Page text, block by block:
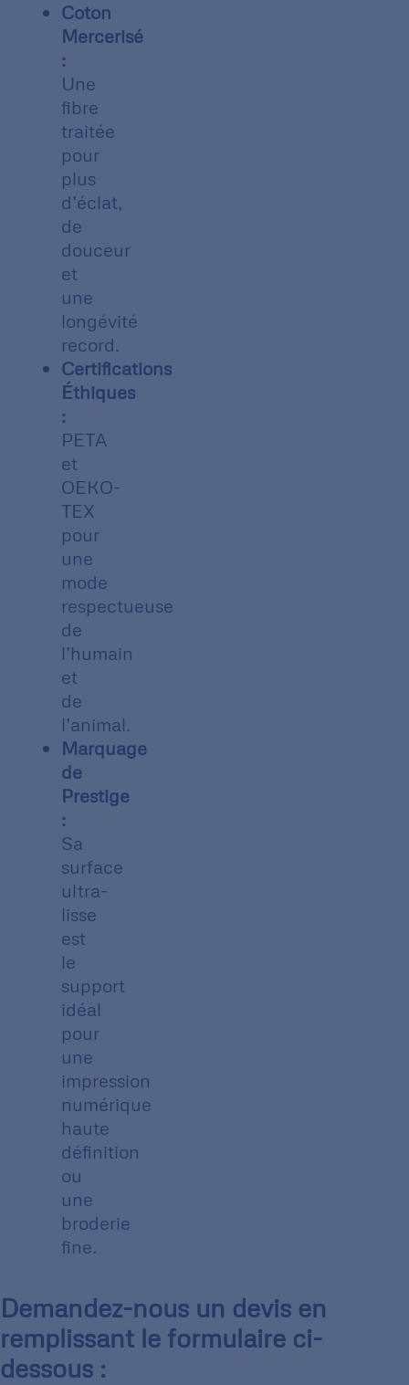
Coton
Mercerisé
:
Une
fibre
traitée
pour
plus
d’éclat,
de
douceur
et
une
longévité
record.
Certifications
Éthiques
:
PETA
et
OEKO-
TEX
pour
une
mode
respectueuse
de
l’humain
et
de
l’animal.
Marquage
de
Prestige
:
Sa
surface
ultra-
lisse
est
le
support
idéal
pour
une
impression
numérique
haute
définition
ou
une
broderie
fine.
Demandez-nous un devis en
remplissant le formulaire ci-
dessous :